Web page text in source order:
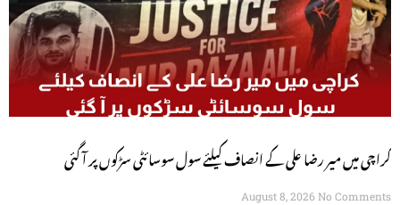
کراچی میں میر رضا علی کے انصاف کیلئے سول سوسائٹی سڑکوں پر آ گئی
August 8, 2026 No Comments